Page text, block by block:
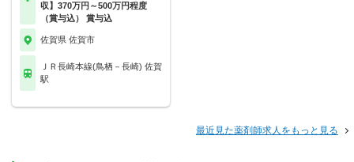
収】370万円～500万円程度
（賞与込） 賞与込
佐賀県 佐賀市
ＪＲ長崎本線(鳥栖－長崎) 佐賀
駅
最近見た薬剤師求人をもっと見る